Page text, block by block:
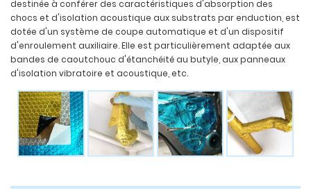
destinée à conférer des caractéristiques d'absorption des
chocs et d'isolation acoustique aux substrats par enduction, est
dotée d'un système de coupe automatique et d'un dispositif
d'enroulement auxiliaire. Elle est particulièrement adaptée aux
bandes de caoutchouc d'étanchéité au butyle, aux panneaux
d'isolation vibratoire et acoustique, etc.